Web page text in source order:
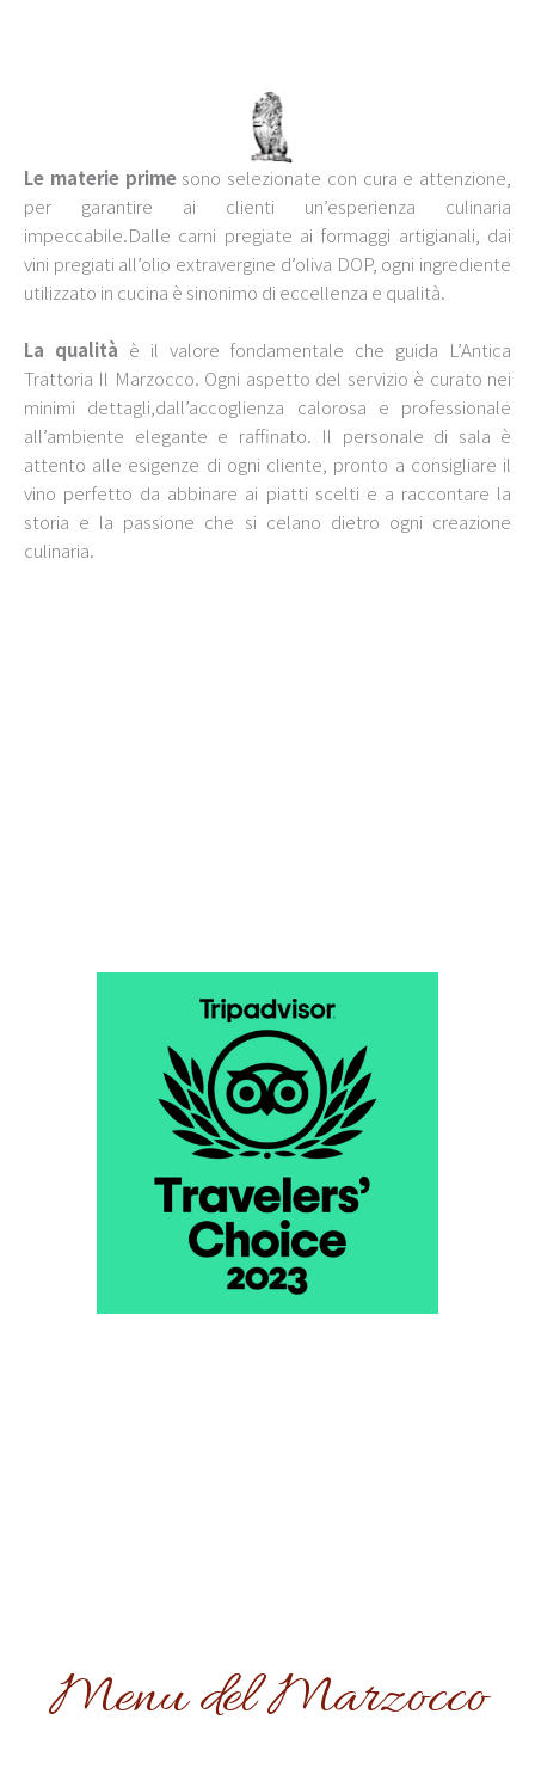
Le materie primesono selezionate con cura e attenzione,
per garantire ai clienti un’esperienza culinaria
impeccabile.Dalle carni pregiate ai formaggi artigianali, dai
vini pregiati all’olio extravergine d’oliva DOP, ogni ingrediente
utilizzato in cucina è sinonimo di eccellenza e qualità.
La qualità è il valore fondamentale che guida L’Antica
Trattoria Il Marzocco. Ogni aspetto del servizio è curato nei
minimi dettagli,dall’accoglienza calorosa e professionale
all’ambiente elegante e raffinato. Il personale di sala è
attento alle esigenze di ogni cliente, pronto a consigliare il
vino perfetto da abbinare ai piatti scelti e a raccontare la
storia e la passione che si celano dietro ogni creazione
culinaria.
Menu del Marzocco